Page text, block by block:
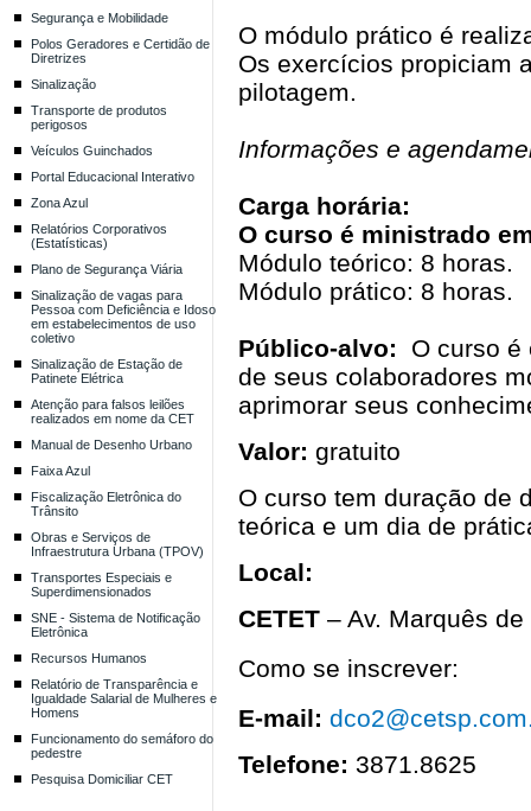
Segurança e Mobilidade
Polos Geradores e Certidão de
Diretrizes
Sinalização
Transporte de produtos
perigosos
Veículos Guinchados
Portal Educacional Interativo
Zona Azul
Relatórios Corporativos
(Estatísticas)
Plano de Segurança Viária
Sinalização de vagas para
Pessoa com Deficiência e Idoso
em estabelecimentos de uso
coletivo
Sinalização de Estação de
Patinete Elétrica
Atenção para falsos leilões
realizados em nome da CET
Manual de Desenho Urbano
Faixa Azul
Fiscalização Eletrônica do
Trânsito
Obras e Serviços de
Infraestrutura Urbana (TPOV)
Transportes Especiais e
Superdimensionados
SNE - Sistema de Notificação
Eletrônica
Recursos Humanos
Relatório de Transparência e
Igualdade Salarial de Mulheres e
Homens
Funcionamento do semáforo do
pedestre
Pesquisa Domiciliar CET
O módulo prático é
Os exercícios propiciam
pilotagem.
Informações e
Carga horária:
O curso é ministrado
Módulo teórico: 8 horas.
Módulo prático: 8 horas.
Público-alvo:
O curso é
de seus colaboradores
aprimorar seus
Valor: gratuito
O curso tem duração de
teórica e um dia de
Local:
CETET– Av. Marquês
Como se inscrever:
E-mail:
Telefone: 3871.8625